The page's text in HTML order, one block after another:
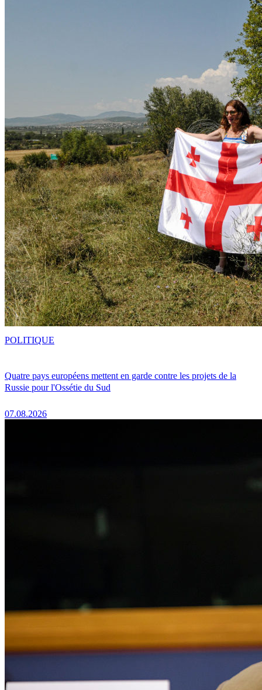
Quatre pays européens mettent en garde contre les projets de la
Russie pour l'Ossétie du Sud
07.08.2026
POLITIQUE